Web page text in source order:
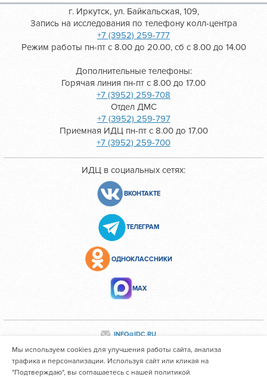
г. Иркутск, ул. Байкальская, 109,
Запись на исследования по телефону колл-центра
+7 (3952) 259-777
Режим работы пн-пт с 8.00 до 20.00, сб с 8.00 до 14.00
Дополнительные телефоны:
Горячая линия пн-пт с 8.00 до 17.00
+7 (3952) 259-708
Отдел ДМС
+7 (3952) 259-797
Приемная ИДЦ пн-пт с 8.00 до 17.00
+7 (3952) 259-700
ИДЦ в социальных сетях:
ВКОНТАКТЕ
ТЕЛЕГРАМ
ОДНОКЛАССНИКИ
МАХ
INFO@IDC.RU
Все персональные данные сотрудников размещены с их
Мы используем cookies для улучшения работы сайта, анализа
трафика и персонализации. Используя сайт или кликая на
"Подтверждаю", вы соглашаетесь с нашей политикой